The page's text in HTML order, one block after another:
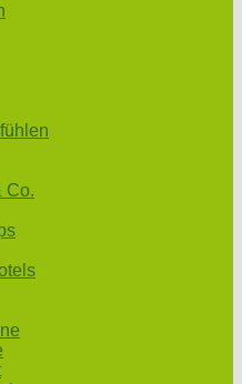
Co.